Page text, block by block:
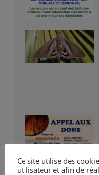
Ce site utilise des
utilisateur et afin de